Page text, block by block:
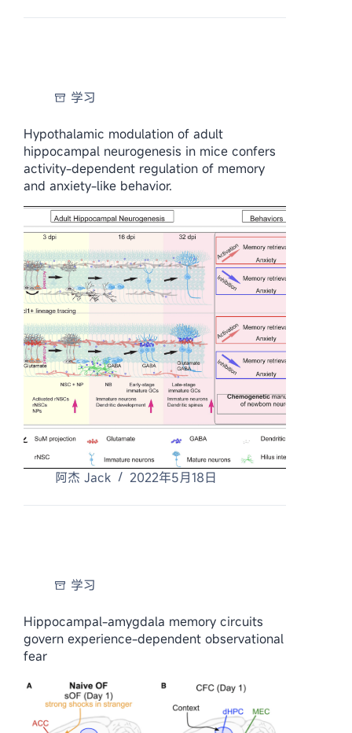
学习
Hypothalamic modulation of adult
hippocampal neurogenesis in mice confers
activity-dependent regulation of memory
and anxiety-like behavior.
阿杰 Jack 2022年5月18日
学习
Hippocampal-amygdala memory circuits
govern experience-dependent observational
fear